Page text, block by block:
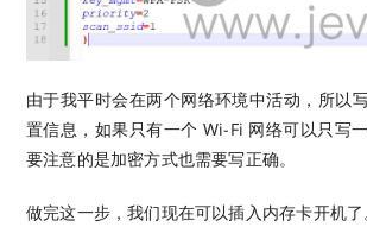
由于我平时会在两个网络环境中活动，所以
置信息，如果只有一个 Wi-Fi 网络可以只写
要注意的是加密方式也需要写正确。
做完这一步，我们现在可以插入内存卡开机了